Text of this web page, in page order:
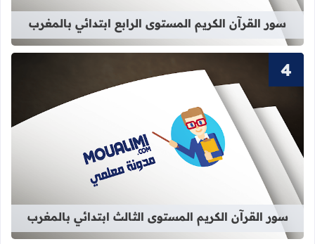
سور القرآن الكريم المستوى الرابع ابتدائي بالمغرب
قراءة المزيد عن سور القرآن الكريم
سور القرآن الكريم المستوى الثالث ابتدائي بالمغرب